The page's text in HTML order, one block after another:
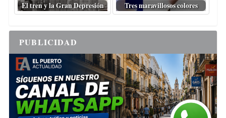
El tren y la Gran Depresión Tres maravillosos colores
PUBLICIDAD